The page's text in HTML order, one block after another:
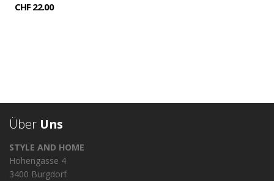
CHF 22.00
Über Uns
STYLE AND HOME
Hohengasse 4
3400 Burgdorf